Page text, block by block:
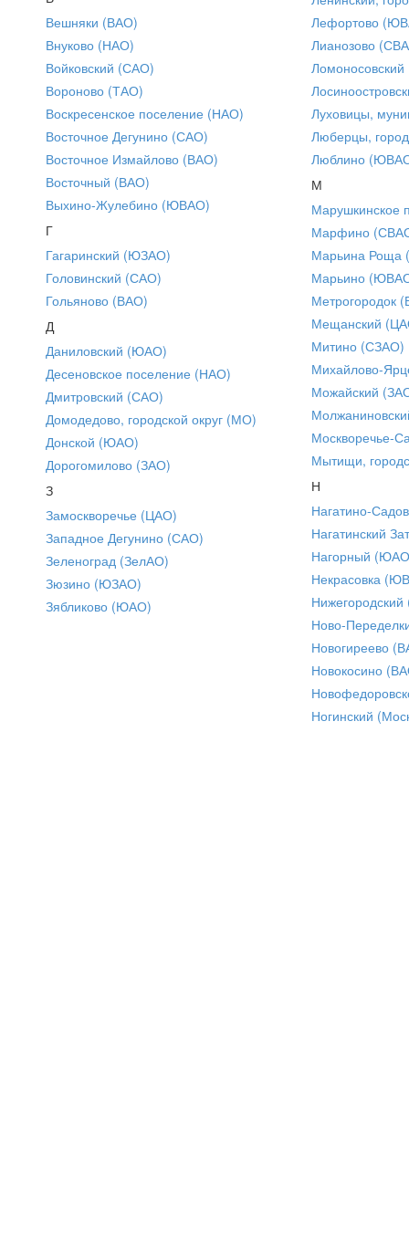
Вешняки (ВАО)
Внуково (НАО)
Войковский (САО)
Вороново (ТАО)
Воскресенское поселение (НАО)
Восточное Дегунино (САО)
Восточное Измайлово (ВАО)
Восточный (ВАО)
Выхино-Жулебино (ЮВАО)
Г
Гагаринский (ЮЗАО)
Головинский (САО)
Гольяново (ВАО)
Д
Даниловский (ЮАО)
Десеновское поселение (НАО)
Дмитровский (САО)
Домодедово, городской округ (МО)
Донской (ЮАО)
Дорогомилово (ЗАО)
З
Замоскворечье (ЦАО)
Западное Дегунино (САО)
Зеленоград (ЗелАО)
Зюзино (ЮЗАО)
Зябликово (ЮАО)
Лефортово
Лианозово
Луховицы,
Люберцы,
Люблино
М
Марушкинское
Марфино
Марьина Роща
Марьино
Метрогородок
Мещанский
Митино (СЗАО)
Михайлово-
Можайский
Москворечье-
Мытищи,
Н
Нагатино-
Нагатинский
Нагорный
Некрасовка
Ново-
Новогиреево
Новокосино
Ногинский